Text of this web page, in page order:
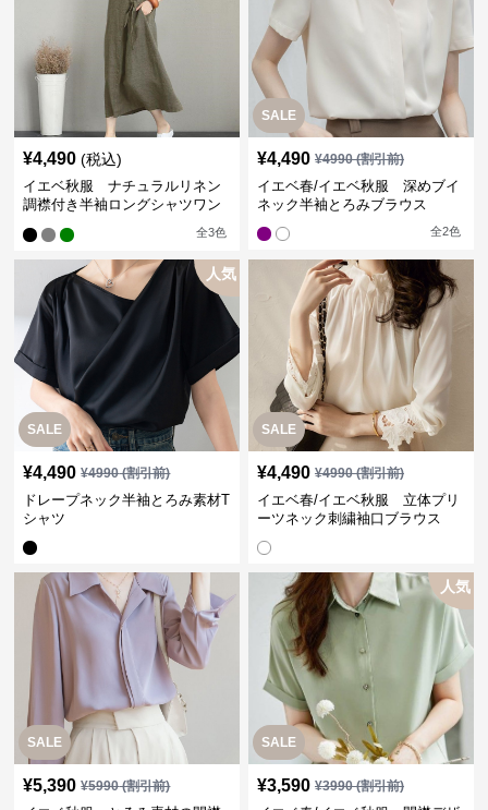
¥4,490 (税込)
イエベ秋服 ナチュラルリネン
調襟付き半袖ロングシャツワン
全3色
SALE
¥4,490 ¥4990(割引前)
イエベ春/イエベ秋服 深めブイ
ネック半袖とろみブラウス
全2色
SALE
人気
¥4,490 ¥4990(割引前)
ドレープネック半袖とろみ素材T
シャツ
SALE
¥4,490 ¥4990(割引前)
イエベ春/イエベ秋服 立体プリ
ーツネック刺繍袖口ブラウス
SALE
¥5,390 ¥5990(割引前)
SALE
人気
¥3,590 ¥3990(割引前)